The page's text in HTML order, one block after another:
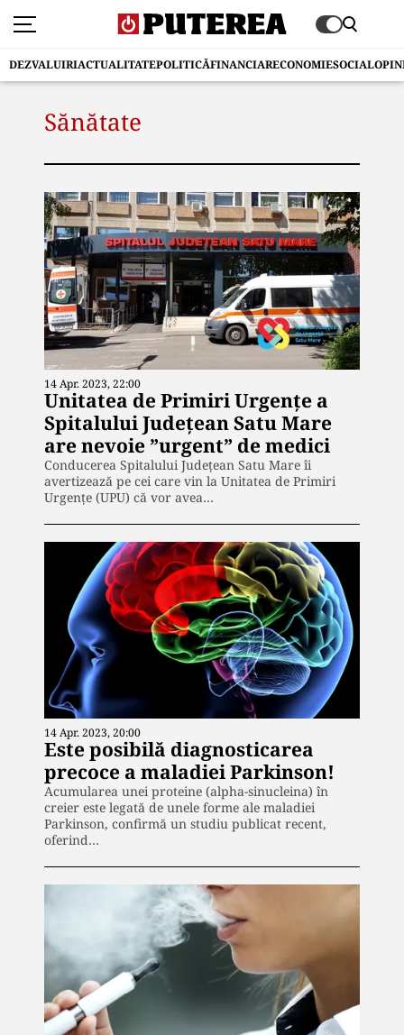
DEZVALUIRIACTUALITATEPOLITICĂFINANCIARECONOMIESOCIAL
Sănătate
14 Apr. 2023, 22:00
Unitatea de Primiri Urgențe a
Spitalului Județean Satu Mare
are nevoie ”urgent” de medici
Conducerea Spitalului Județean Satu Mare îi
avertizează pe cei care vin la Unitatea de Primiri
Urgențe (UPU) că vor avea…
14 Apr. 2023, 20:00
Este posibilă diagnosticarea
precoce a maladiei Parkinson!
Acumularea unei proteine (alpha-sinucleina) în
creier este legată de unele forme ale maladiei
Parkinson, confirmă un studiu publicat recent,
oferind…